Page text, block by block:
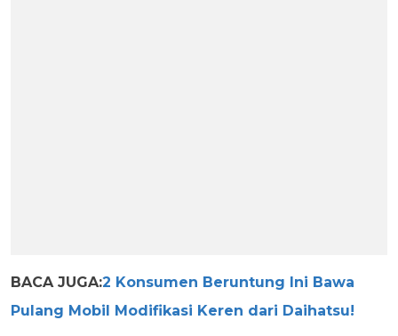
BACA JUGA:2 Konsumen Beruntung Ini Bawa
Pulang Mobil Modifikasi Keren dari Daihatsu!